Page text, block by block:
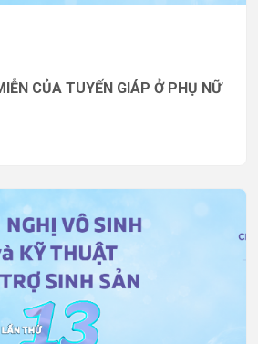
CỦA TUYẾN GIÁP Ở PHỤ NỮ